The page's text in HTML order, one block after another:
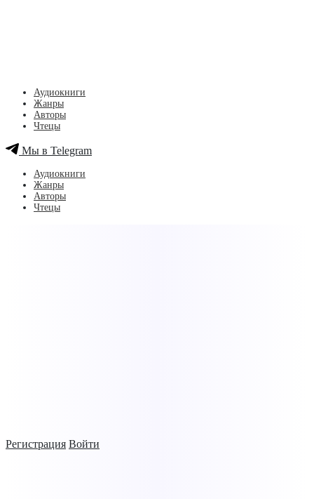
Регистрация Войти
Аудиокниги
Жанры
Авторы
Чтецы
Мы в Telegram
Аудиокниги
Жанры
Авторы
Чтецы